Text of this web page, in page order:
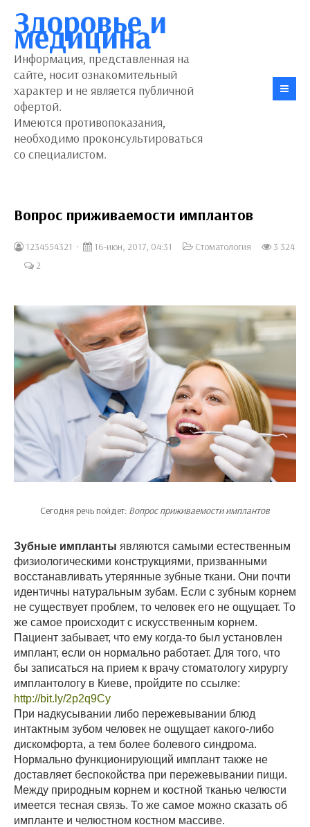
Здоровье и
медицина
Информация, представленная на
сайте, носит ознакомительный
характер и не является публичной
офертой.
Имеются противопоказания,
необходимо проконсультироваться
со специалистом.
Вопрос приживаемости имплантов
1234554321 16-июн, 2017, 04:31 Стоматология
3 324
2
Сегодня речь пойдет: Вопрос приживаемости имплантов
Зубные импланты являются самыми естественным
физиологическими конструкциями, призванными
восстанавливать утерянные зубные ткани. Они почти
идентичны натуральным зубам. Если с зубным корнем
не существует проблем, то человек его не ощущает. То
же самое происходит с искусственным корнем.
Пациент забывает, что ему когда-то был установлен
имплант, если он нормально работает. Для того, что
бы записаться на прием к врачу стоматологу хирургу
имплантологу в Киеве, пройдите по ссылке:
http://bit.ly/2p2q9Cy
При надкусывании либо пережевывании блюд
интактным зубом человек не ощущает какого-либо
дискомфорта, а тем более болевого синдрома.
Нормально функционирующий имплант также не
доставляет беспокойства при пережевывании пищи.
Между природным корнем и костной тканью челюсти
имеется тесная связь. То же самое можно сказать об
импланте и челюстном костном массиве.